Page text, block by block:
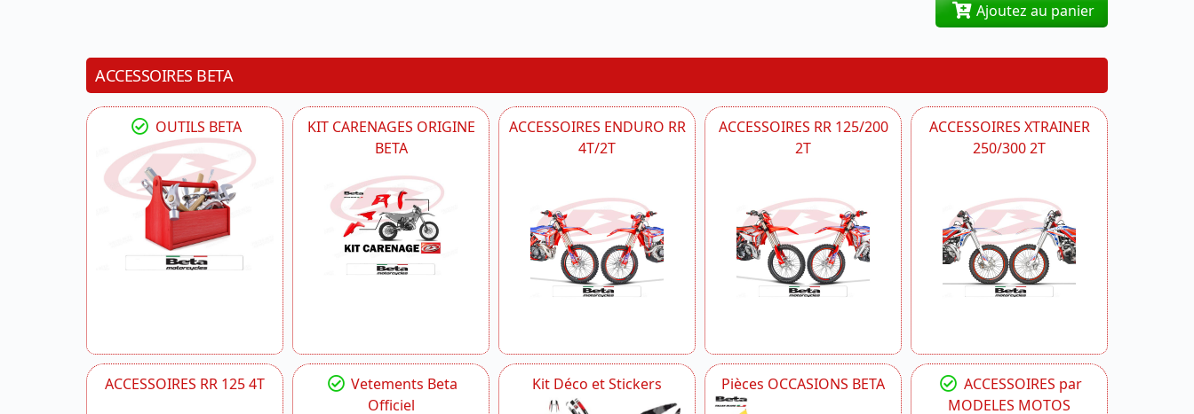
Ajoutez au panier
ACCESSOIRES BETA
OUTILS BETA
KIT CARENAGES ORIGINE
BETA
ACCESSOIRES ENDURO RR
4T/2T
ACCESSOIRES RR 125/200
2T
ACCESSOIRES XTRAINER
250/300 2T
ACCESSOIRES RR 125 4T
Vetements Beta
Officiel
Kit Déco et Stickers Pièces OCCASIONS BETA
ACCESSOIRES par
MODELES MOTOS